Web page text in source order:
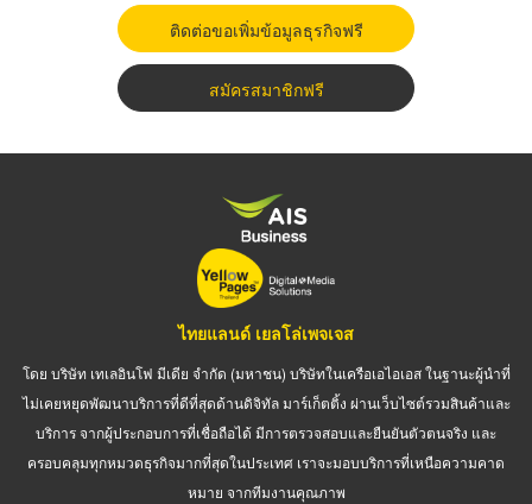
ติดต่อขอเพิ่มข้อมูลธุรกิจฟรี
สมัครสมาชิกฟรี
ไทยแลนด์ เยลโล่เพจเจส
โดย บริษัท เทเลอินโฟ มีเดีย จำกัด (มหาชน) บริษัทในเครือเอไอเอส ในฐานะผู้นำที่
ไม่เคยหยุดพัฒนาบริการที่ดีที่สุดด้านดิจิทัล มาร์เก็ตติ้ง ผ่านเว็บไซต์รวมสินค้าและ
บริการ จากผู้ประกอบการที่เชื่อถือได้ มีการตรวจสอบและยืนยันตัวตนจริง และ
ครอบคลุมทุกหมวดธุรกิจมากที่สุดในประเทศ เราจะมอบบริการที่เหนือความคาด
หมาย จากทีมงานคุณภาพ